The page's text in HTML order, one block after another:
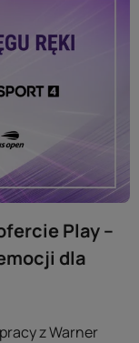
Play –
dla
z Warner